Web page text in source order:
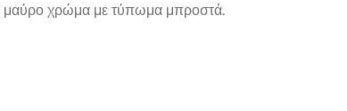
μαύρο χρώμα με τύπωμα μπροστά.